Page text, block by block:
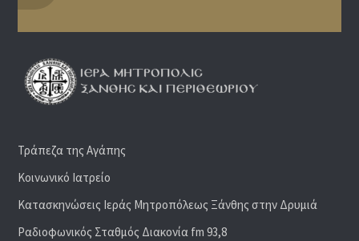
Τράπεζα της Αγάπης
Κοινωνικό Ιατρείο
Κατασκηνώσεις Ιεράς Μητροπόλεως Ξάνθης στην Δρυμιά
Ραδιoφωνικός Σταθμός Διακονία fm 93,8